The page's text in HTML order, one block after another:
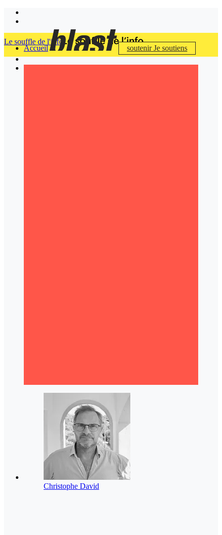
Accueil soutenirJe soutiens
Le souffle de l'info
Christophe David